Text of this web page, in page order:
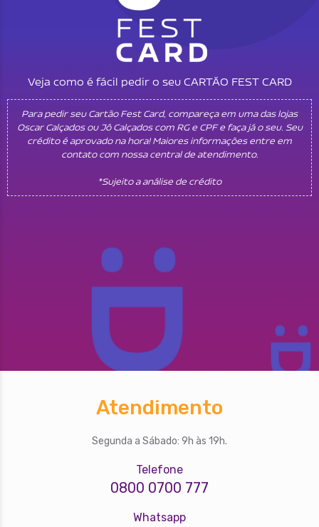
Veja como é fácil pedir o seu CARTÃO FEST CARD
Para pedir seu Cartão Fest Card, compareça em uma das lojas
Oscar Calçados ou Jô Calçados com RG e CPF e faça já o seu. Seu
crédito é aprovado na hora! Maiores informações entre em
contato com nossa central de atendimento.
*Sujeito a análise de crédito
Atendimento
Segunda a Sábado: 9h às 19h.
Telefone
0800 0700 777
Whatsapp